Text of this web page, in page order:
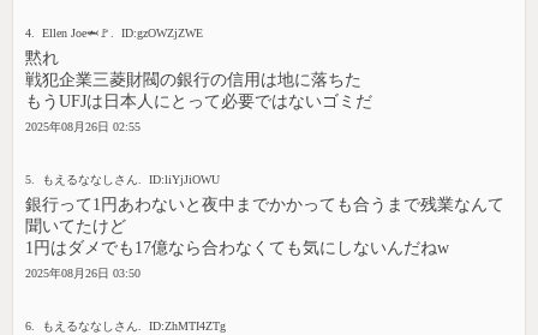
4. Ellen Joe🦈🚩. ID:gzOWZjZWE
黙れ
戦犯企業三菱財閥の銀行の信用は地に落ちた
もうUFJは日本人にとって必要ではないゴミだ
2025年08月26日 02:55
5. もえるななしさん. ID:liYjJiOWU
銀行って1円あわないと夜中までかかっても合うまで残業なんて
聞いてたけど
1円はダメでも17億なら合わなくても気にしないんだねw
2025年08月26日 03:50
6. もえるななしさん. ID:ZhMTI4ZTg